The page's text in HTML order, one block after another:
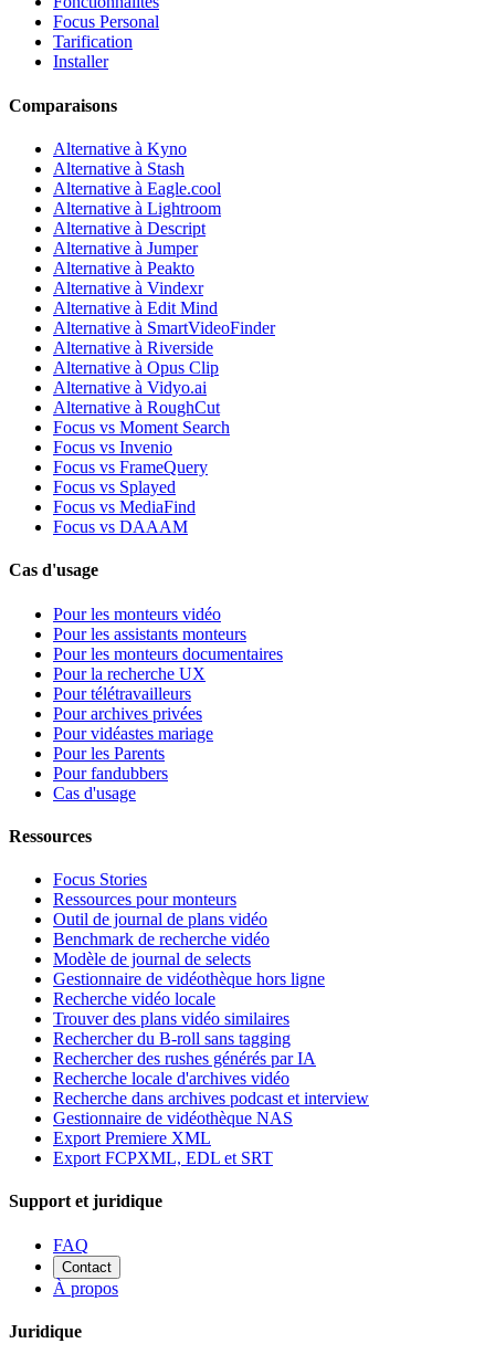
Focus Personal
Tarification
Installer
Comparaisons
Alternative à Kyno
Alternative à Stash
Alternative à Eagle.cool
Alternative à Lightroom
Alternative à Descript
Alternative à Jumper
Alternative à Peakto
Alternative à Vindexr
Alternative à Edit Mind
Alternative à SmartVideoFinder
Alternative à Riverside
Alternative à Opus Clip
Alternative à Vidyo.ai
Alternative à RoughCut
Focus vs Moment Search
Focus vs Invenio
Focus vs FrameQuery
Focus vs Splayed
Focus vs MediaFind
Focus vs DAAAM
Cas d'usage
Pour les monteurs vidéo
Pour les assistants monteurs
Pour les monteurs documentaires
Pour la recherche UX
Pour télétravailleurs
Pour archives privées
Pour vidéastes mariage
Pour les Parents
Pour fandubbers
Cas d'usage
Ressources
Focus Stories
Ressources pour monteurs
Outil de journal de plans vidéo
Benchmark de recherche vidéo
Modèle de journal de selects
Gestionnaire de vidéothèque hors ligne
Recherche vidéo locale
Trouver des plans vidéo similaires
Rechercher du B-roll sans tagging
Rechercher des rushes générés par IA
Recherche locale d'archives vidéo
Recherche dans archives podcast et interview
Gestionnaire de vidéothèque NAS
Export Premiere XML
Export FCPXML, EDL et SRT
Support et juridique
FAQ
Contact
À propos
Juridique